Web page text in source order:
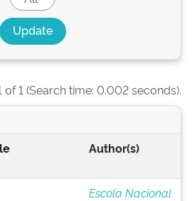
of 1 (Search time: 0.002 seconds).
Author(s)
Escola Nacional